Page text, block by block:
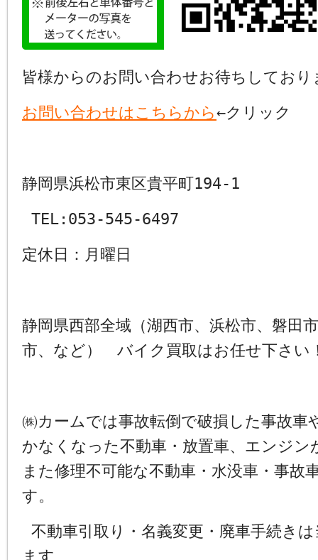
皆様からのお問い合わせお待ちしており
お問い合わせはこちらから←クリック
静岡県浜松市東区貴平町194-1
TEL:053-545-6497
定休日：月曜日
静岡県西部全域（湖西市、浜松市、磐田
市、など） バイク買取はお任せ下さい
㈱カームでは事故転倒で破損した事故車
かなくなった不動車・放置車、エンジン
また修理不可能な不動車・水没車・事故
す。
不動車引取り・名義変更・廃車手続き
ます